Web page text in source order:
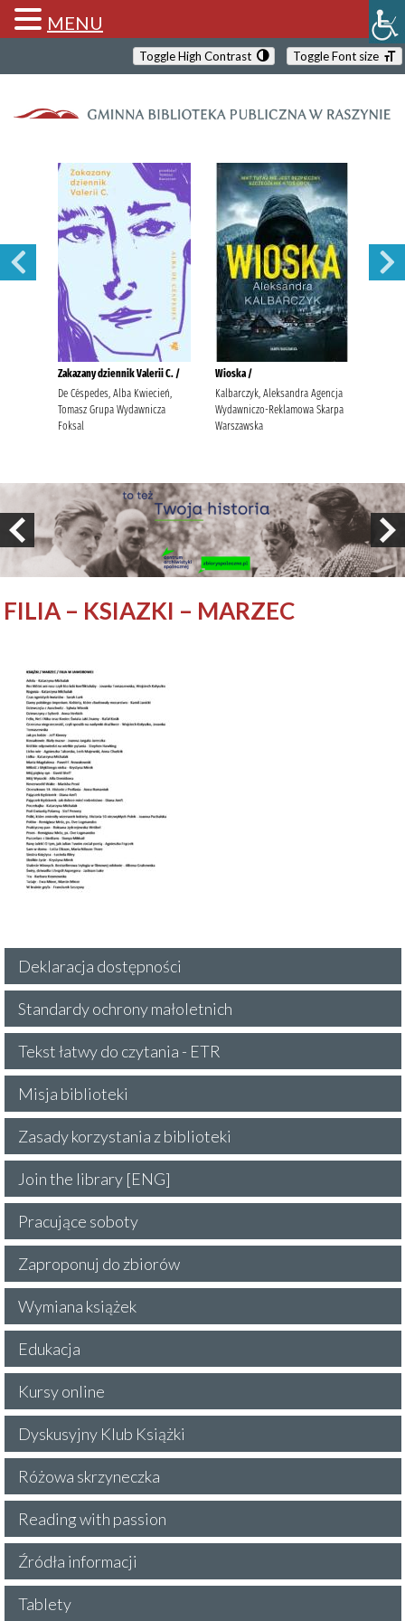
Toggle High Contrast Toggle Font size
FILIA – KSIAZKI – MARZEC
Deklaracja dostępności
Standardy ochrony małoletnich
Tekst łatwy do czytania - ETR
Misja biblioteki
Zasady korzystania z biblioteki
Join the library [ENG]
Pracujące soboty
Zaproponuj do zbiorów
Wymiana książek
Edukacja
Kursy online
Dyskusyjny Klub Książki
Różowa skrzyneczka
Reading with passion
Źródła informacji
Tablety
MENU